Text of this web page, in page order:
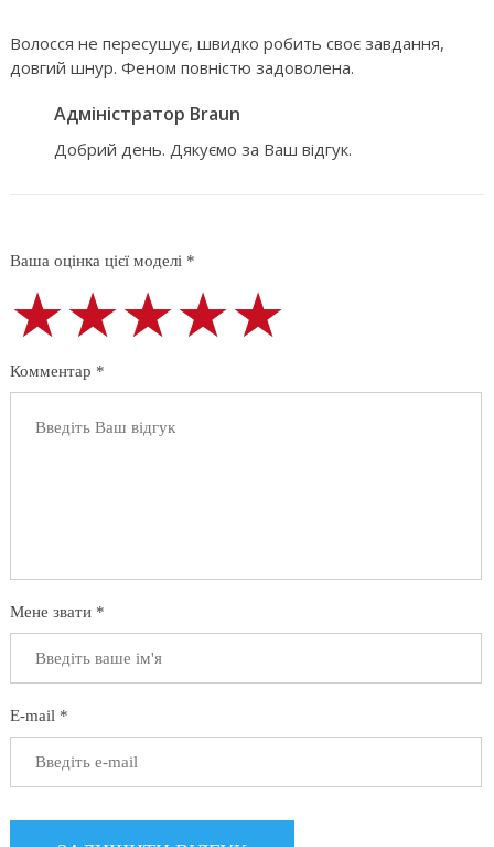
Волосся не пересушує, швидко робить своє завдання,
довгий шнур. Феном повністю задоволена.
Адміністратор Braun
Добрий день. Дякуємо за Ваш відгук.
Ваша оцінка цієї моделі *
★★★★★
★★★★★
★★★★★
Комментар *
Мене звати *
E-mail *